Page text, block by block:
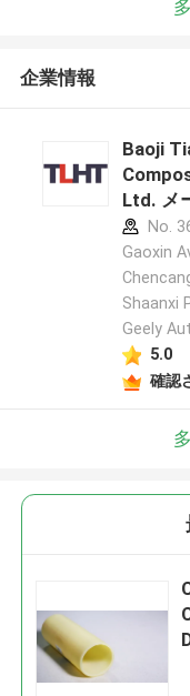
企業情報
Baoji
Ltd. メ
No.
Gaoxin
Shaanxi
Geely
5.0
確認